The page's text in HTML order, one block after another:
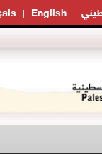
English